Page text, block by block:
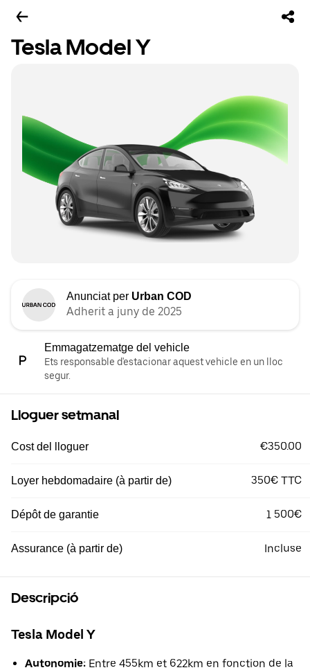
Tesla Model Y
Anunciat per Urban COD
Adherit a juny de 2025
Emmagatzematge del vehicle
Ets responsable d'estacionar aquest vehicle en un lloc
segur.
Lloguer setmanal
Cost del lloguer €350.00
Loyer hebdomadaire (à partir de) 350€ TTC
Dépôt de garantie 1 500€
Assurance (à partir de) Incluse
Descripció
Tesla Model Y
Autonomie: Entre 455km et 622km en fonction de la